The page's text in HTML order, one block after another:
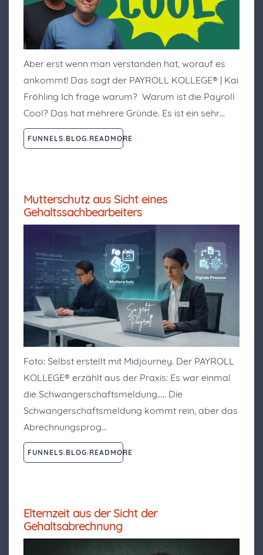
Aber erst wenn man verstanden hat, worauf es
ankommt! Das sagt der PAYROLL KOLLEGE® | Kai
Fröhling Ich frage warum? Warum ist die Payroll
Cool? Das hat mehrere Gründe. Es ist ein sehr…
FUNNELS.BLOG.READMORE
Mutterschutz aus Sicht eines
Gehaltssachbearbeiters
Foto: Selbst erstellt mit Midjourney. Der PAYROLL
KOLLEGE® erzählt aus der Praxis: Es war einmal
die Schwangerschaftsmeldung..... Die
Schwangerschaftsmeldung kommt rein, aber das
Abrechnungsprog…
FUNNELS.BLOG.READMORE
Elternzeit aus der Sicht der
Gehaltsabrechnung